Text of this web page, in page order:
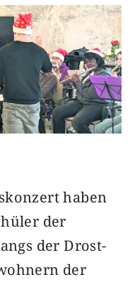
haben
der
der Drost-
der